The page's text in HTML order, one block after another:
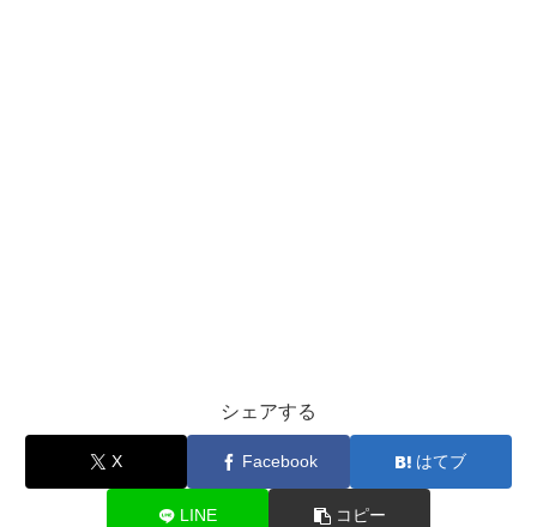
シェアする
X Facebook はてブ
LINE コピー